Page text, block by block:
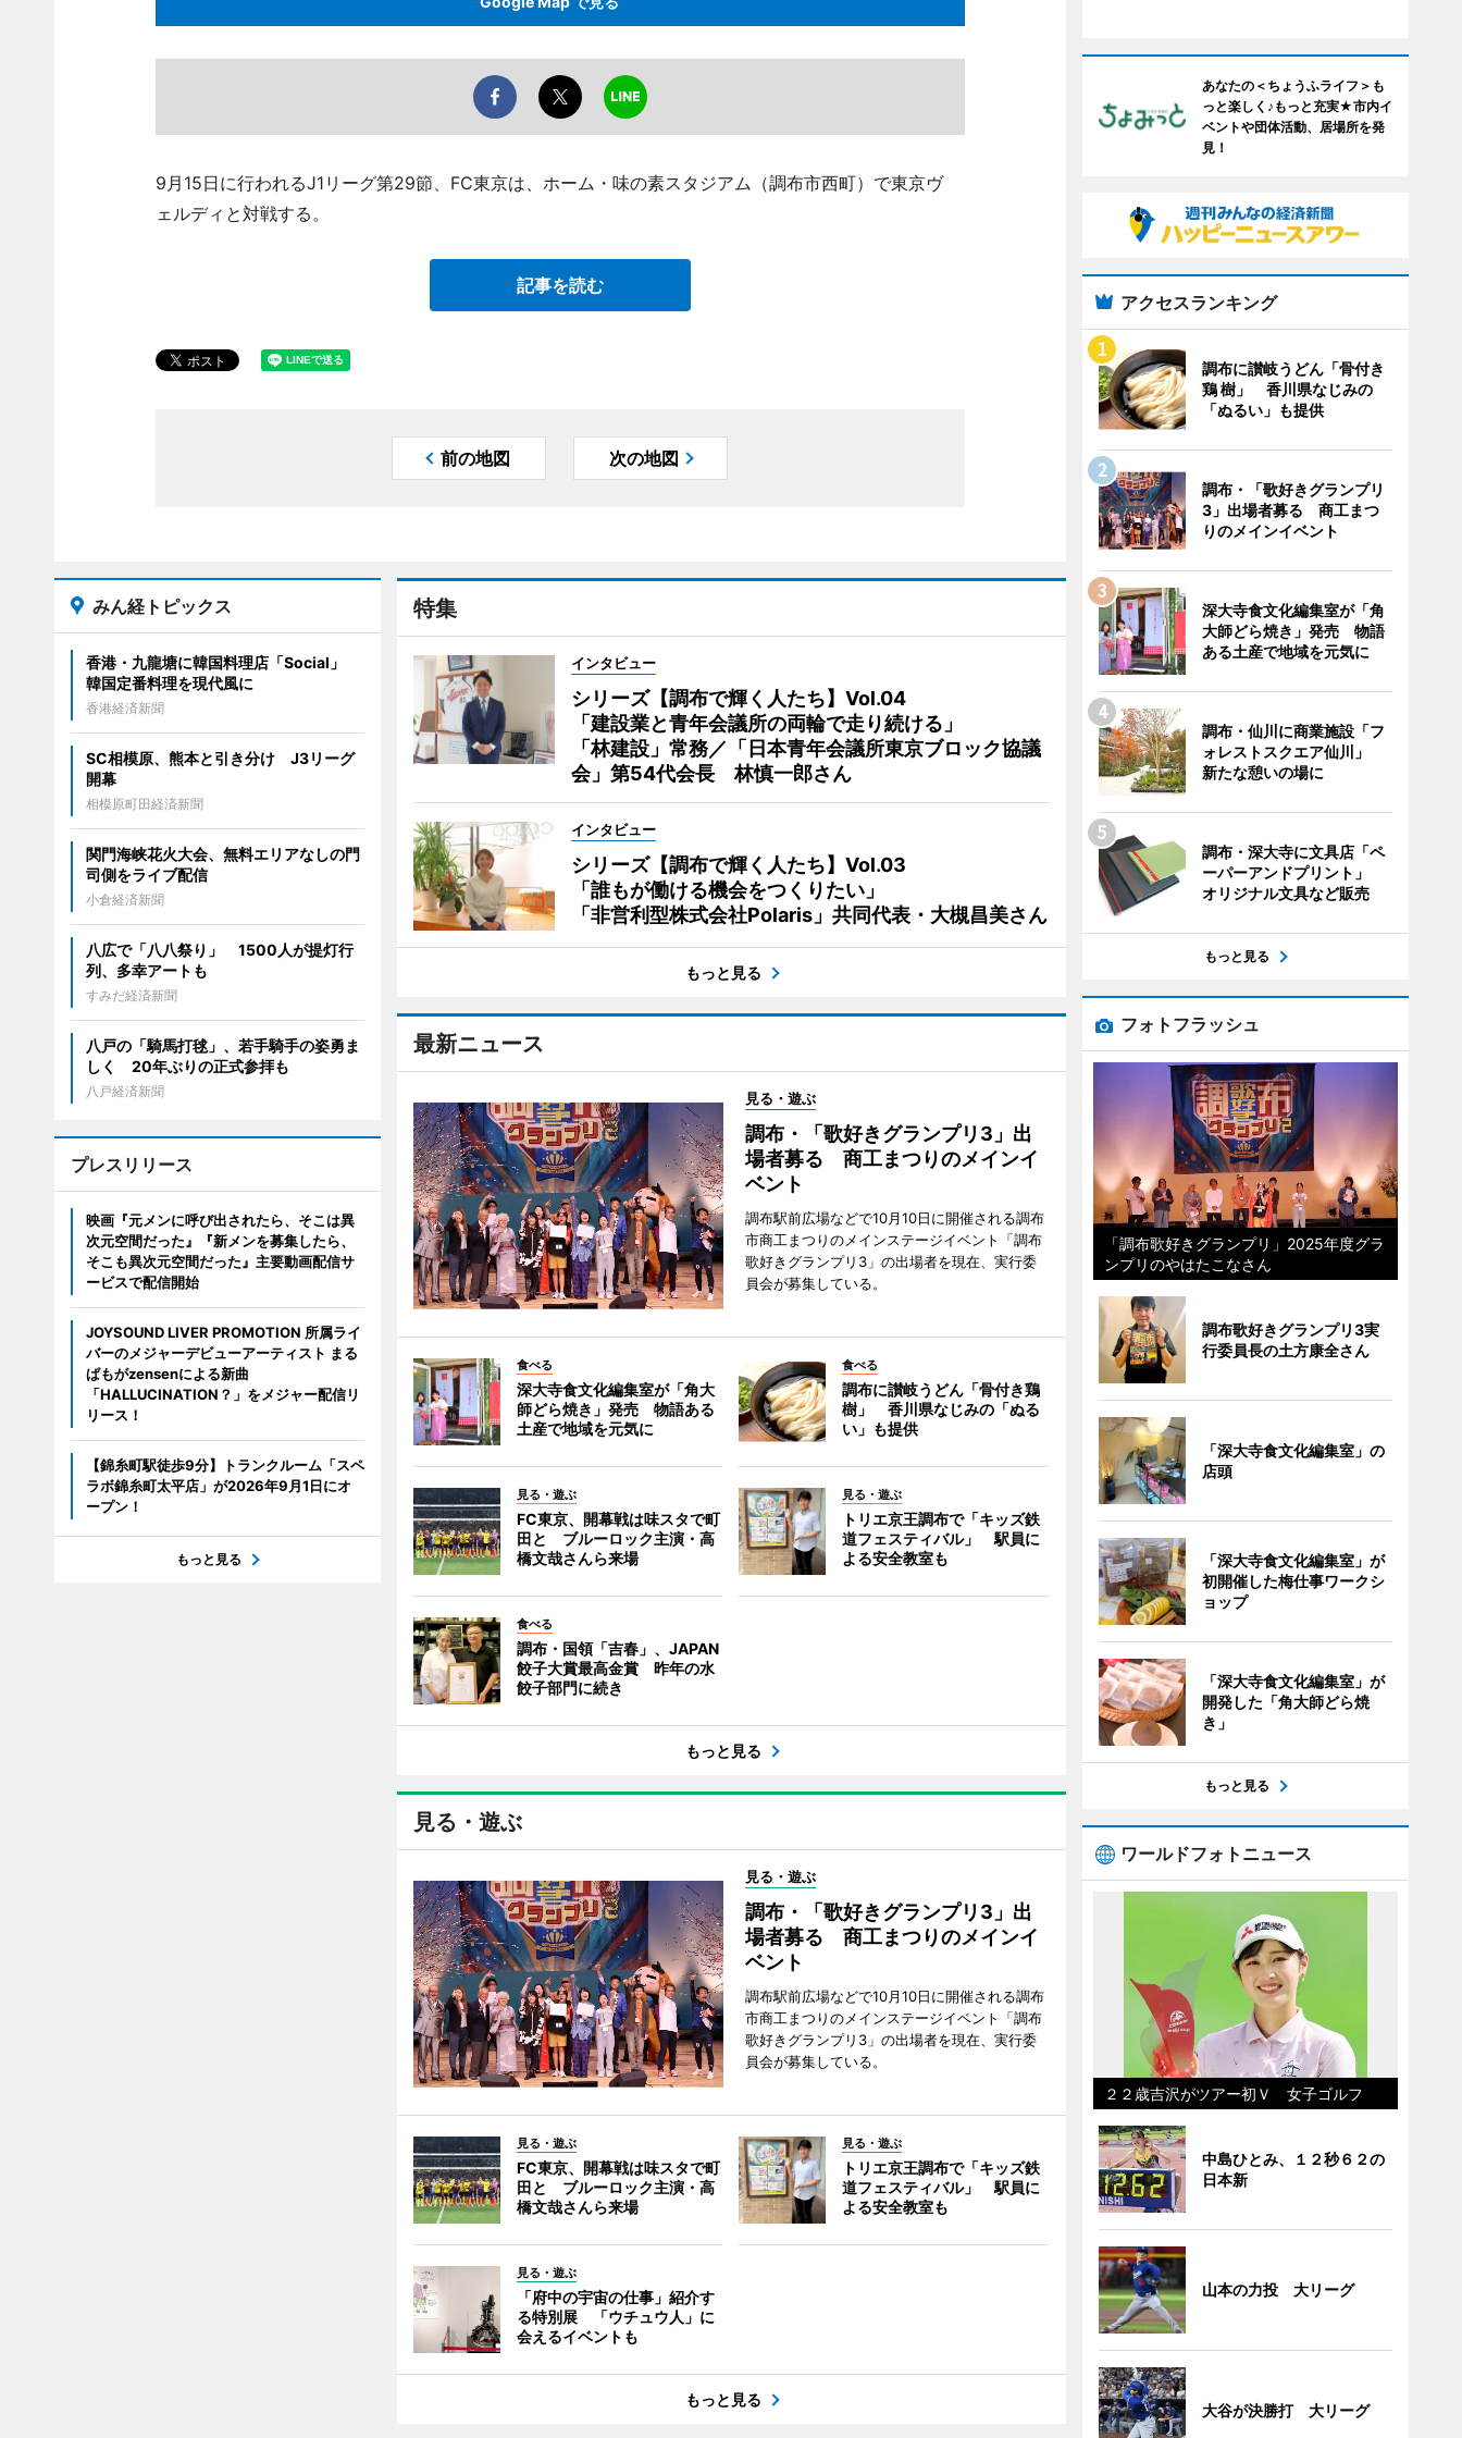
9月15日に行われるJ1リーグ第29節、FC東京は、ホーム・味の素スタジアム（調布市西町）で東京ヴ
ェルディと対戦する。
記事を読む
前の地図 次の地図
特集
インタビュー
シリーズ【調布で輝く人たち】Vol.04
「建設業と青年会議所の両輪で走り続ける」
「林建設」常務／「日本青年会議所東京ブロック協議
会」第54代会長 林慎一郎さん
インタビュー
シリーズ【調布で輝く人たち】Vol.03
「誰もが働ける機会をつくりたい」
「非営利型株式会社Polaris」共同代表・大槻昌美さん
もっと見る
最新ニュース
見る・遊ぶ
調布・「歌好きグランプリ3」出
場者募る 商工まつりのメインイ
ベント
調布駅前広場などで10月10日に開催される調布
市商工まつりのメインステージイベント「調布
歌好きグランプリ3」の出場者を現在、実行委
員会が募集している。
食べる
深大寺食文化編集室が「角大
師どら焼き」発売 物語ある
土産で地域を元気に
食べる
調布に讃岐うどん「骨付き鶏
樹」 香川県なじみの「ぬる
い」も提供
見る・遊ぶ
FC東京、開幕戦は味スタで町
田と ブルーロック主演・高
橋文哉さんら来場
見る・遊ぶ
トリエ京王調布で「キッズ鉄
道フェスティバル」 駅員に
よる安全教室も
食べる
調布・国領「吉春」、JAPAN
餃子大賞最高金賞 昨年の水
餃子部門に続き
もっと見る
見る・遊ぶ
見る・遊ぶ
調布・「歌好きグランプリ3」出
場者募る 商工まつりのメインイ
ベント
調布駅前広場などで10月10日に開催される調布
市商工まつりのメインステージイベント「調布
歌好きグランプリ3」の出場者を現在、実行委
員会が募集している。
見る・遊ぶ
FC東京、開幕戦は味スタで町
田と ブルーロック主演・高
橋文哉さんら来場
見る・遊ぶ
トリエ京王調布で「キッズ鉄
道フェスティバル」 駅員に
よる安全教室も
見る・遊ぶ
「府中の宇宙の仕事」紹介す
る特別展 「ウチュウ人」に
会えるイベントも
もっと見る
みん経トピックス
香港・九龍塘に韓国料理店「Social」
韓国定番料理を現代風に
香港経済新聞
SC相模原、熊本と引き分け J3リーグ
開幕
相模原町田経済新聞
関門海峡花火大会、無料エリアなしの門
司側をライブ配信
小倉経済新聞
八広で「八八祭り」 1500人が提灯行
列、多幸アートも
すみだ経済新聞
八戸の「騎馬打毬」、若手騎手の姿勇ま
しく 20年ぶりの正式参拝も
八戸経済新聞
プレスリリース
映画『元メンに呼び出されたら、そこは異
次元空間だった』『新メンを募集したら、
そこも異次元空間だった』主要動画配信サ
ービスで配信開始
JOYSOUND LIVER PROMOTION 所属ライ
バーのメジャーデビューアーティスト まる
ぱもがzensenによる新曲
「HALLUCINATION？」をメジャー配信リ
リース！
【錦糸町駅徒歩9分】トランクルーム「スペ
ラボ錦糸町太平店」が2026年9月1日にオ
ープン！
もっと見る
あなたの＜ちょうふライフ＞も
っと楽しく♪もっと充実★市内イ
ベントや団体活動、居場所を発
見！
アクセスランキング
調布に讃岐うどん「骨付き
鶏 樹」 香川県なじみの
「ぬるい」も提供
調布・「歌好きグランプリ
3」出場者募る 商工まつ
りのメインイベント
深大寺食文化編集室が「角
大師どら焼き」発売 物語
ある土産で地域を元気に
調布・仙川に商業施設「フ
ォレストスクエア仙川」
新たな憩いの場に
調布・深大寺に文具店「ペ
ーパーアンドプリント」
オリジナル文具など販売
もっと見る
フォトフラッシュ
「調布歌好きグランプリ」2025年度グラ
ンプリのやはたこなさん
調布歌好きグランプリ3実
行委員長の土方康全さん
「深大寺食文化編集室」の
店頭
「深大寺食文化編集室」が
初開催した梅仕事ワークシ
ョップ
「深大寺食文化編集室」が
開発した「角大師どら焼
き」
もっと見る
ワールドフォトニュース
２２歳吉沢がツアー初Ｖ 女子ゴルフ
中島ひとみ、１２秒６２の
日本新
山本の力投 大リーグ
大谷が決勝打 大リーグ